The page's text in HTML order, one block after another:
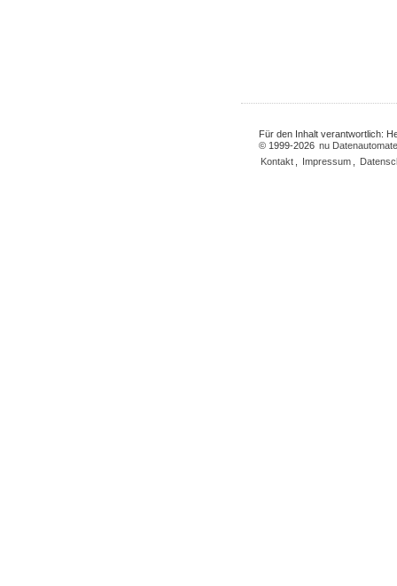
Für den Inhalt verantwortlich:
© 1999-2026 nu
Kontakt
Impressum